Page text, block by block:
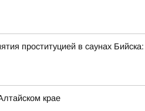
проституцией в саунах
крае